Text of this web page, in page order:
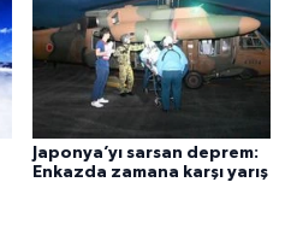
Japonya’yı sarsan deprem:
Enkazda zamana karşı yarış